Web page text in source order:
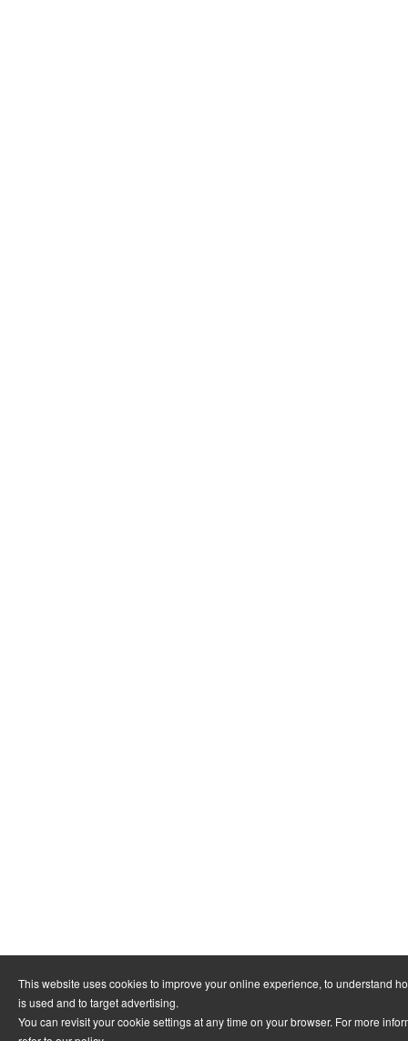
This website uses cookies to improve your online experience, to understand
is used and to target advertising.
You can revisit your cookie settings at any time on your browser. For more